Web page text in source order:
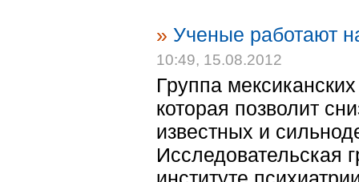
» Ученые работают
10:49, 15.08.2012
Группа
которая позволит
известных и
Исследовательская